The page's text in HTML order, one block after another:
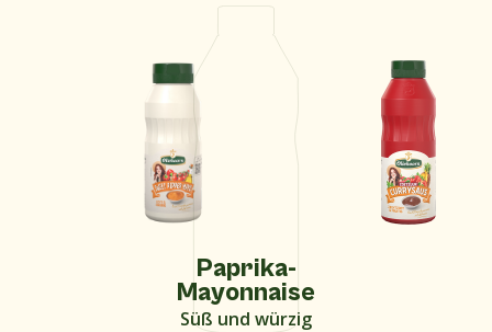
Paprika-
Mayonnaise
Süß und würzig